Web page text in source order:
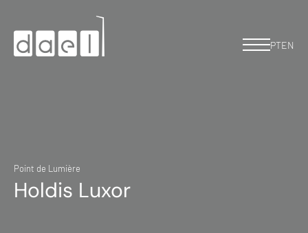
PTEN
Point de Lumière
Holdis Luxor